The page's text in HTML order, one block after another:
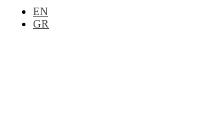
EN
GR